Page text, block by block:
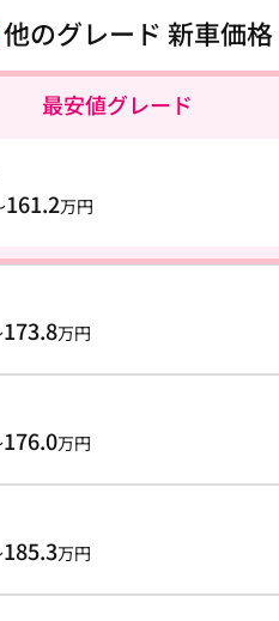
他のグレード 新車価格
最安値グレード
161.2万円
173.8万円
176.0万円
185.3万円